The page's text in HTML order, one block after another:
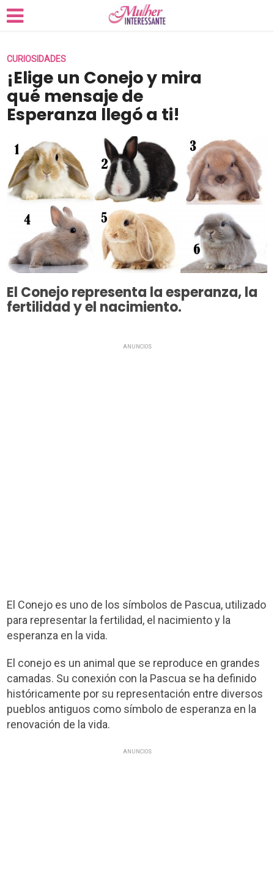
CURIOSIDADES
¡Elige un Conejo y mira
qué mensaje de
Esperanza llegó a ti!
El Conejo representa la esperanza, la
fertilidad y el nacimiento.
ANUNCIOS
El Conejo es uno de los símbolos de Pascua, utilizado
para representar la fertilidad, el nacimiento y la
esperanza en la vida.
El conejo es un animal que se reproduce en grandes
camadas. Su conexión con la Pascua se ha definido
históricamente por su representación entre diversos
pueblos antiguos como símbolo de esperanza en la
renovación de la vida.
ANUNCIOS